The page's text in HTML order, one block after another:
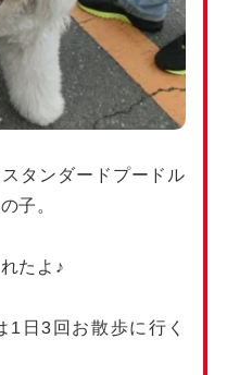
タンダードプードル
子。
たよ♪
1日3回お散歩に行く